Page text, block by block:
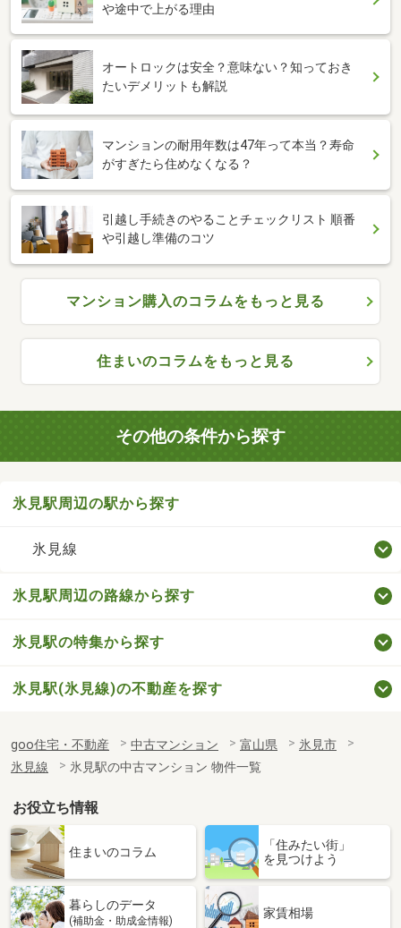
や途中で上がる理由
オートロックは安全？意味ない？知っておき
たいデメリットも解説
マンションの耐用年数は47年って本当？寿命
がすぎたら住めなくなる？
引越し手続きのやることチェックリスト 順番
や引越し準備のコツ
マンション購入のコラムをもっと見る
住まいのコラムをもっと見る
その他の条件から探す
氷見駅周辺の駅から探す
氷見線
氷見駅周辺の路線から探す
氷見駅の特集から探す
氷見駅(氷見線)の不動産を探す
goo住宅・不動産 中古マンション 富山県
氷見市
氷見線
氷見駅の中古マンション 物件一覧
お役立ち情報
住まいのコラム
「住みたい街」
を見つけよう
暮らしのデータ
(補助金・助成金情報)
家賃相場